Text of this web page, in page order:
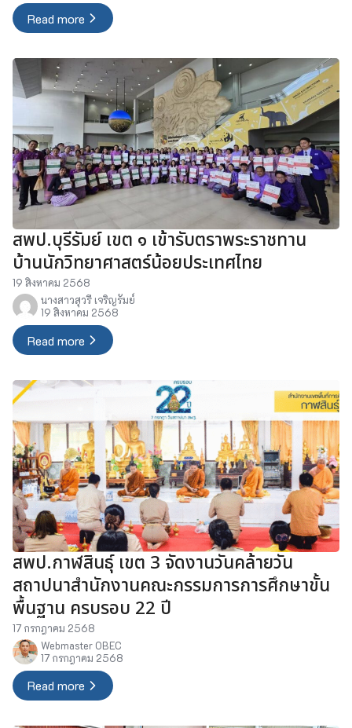
Read more
สพป.บุรีรัมย์ เขต ๑ เข้ารับตราพระราชทาน
บ้านนักวิทยาศาสตร์น้อยประเทศไทย
19 สิงหาคม 2568
นางสาวสุวรี เจริญรัมย์
19 สิงหาคม 2568
Read more
สพป.กาฬสินธุ์ เขต 3 จัดงานวันคล้ายวัน
สถาปนาสำนักงานคณะกรรมการการศึกษาขั้น
พื้นฐาน ครบรอบ 22 ปี
17 กรกฎาคม 2568
Webmaster OBEC
17 กรกฎาคม 2568
Read more